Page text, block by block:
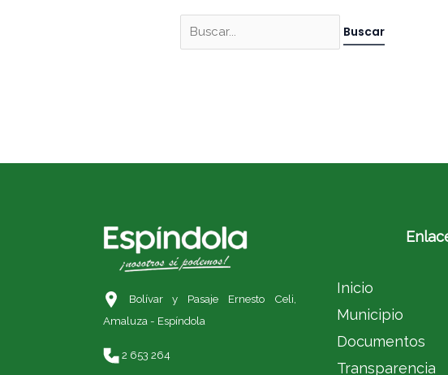
Bolívar y Pasaje Ernesto Celi,
Amaluza - Espíndola
2 653 264
Inicio
Municipio
Documentos
Transparencia